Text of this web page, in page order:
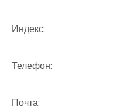
Индекс:
Телефон:
Почта: